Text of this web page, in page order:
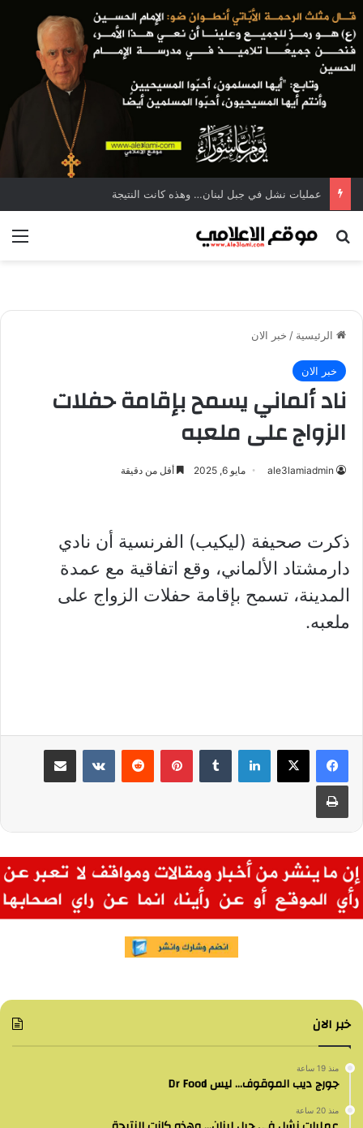
عمليات نشل في جبل لبنان… وهذه كانت النتيجة
بحث عن
الرئيسية / خبر الان
خبر الان
ناد ألماني يسمح بإقامة حفلات
الزواج على ملعبه
ale3lamiadmin مايو 6, 2025 أقل من دقيقة
ذكرت صحيفة (ليكيب) الفرنسية أن نادي
دارمشتاد الألماني، وقع اتفاقية مع عمدة
المدينة، تسمح بإقامة حفلات الزواج على
ملعبه.
لينكدإن بينتيريست مشاركة عبر البريد
طباعة
خبر الان
منذ 19 ساعة
جورج ديب الموقوف… ليس Dr Food
منذ 20 ساعة